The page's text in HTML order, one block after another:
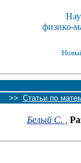
физико-
>> Статьи по
Белый С. ,